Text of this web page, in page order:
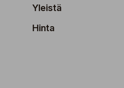
Yleistä
Hinta